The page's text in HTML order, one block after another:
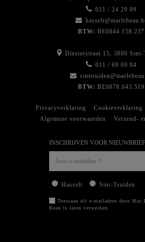
011 / 24 29 09
BTW: BE0844.158.237
Diesterstraat 15, 3800 Sint-
011 / 69 69 84
BTW: BE0878.643.519
Privacyverklaring Cookieverklaring
Algemene voorwaarden
Verzend-
INSCHRIJVEN VOOR NIEUWBRIEF
Hasselt Sint-Truiden
Toestaan dit e-mailadres door Mar
Beau te laten verwerken.